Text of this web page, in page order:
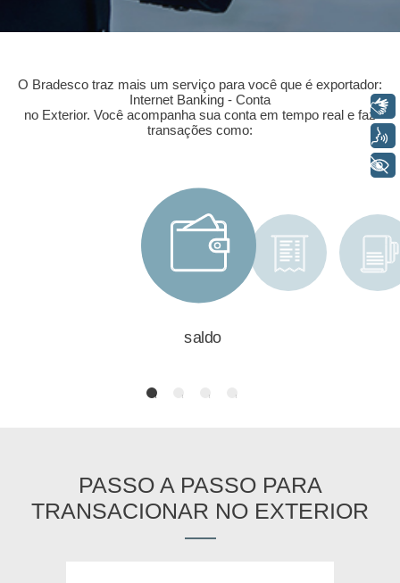
O Bradesco traz mais um serviço para você que é exportador:
Internet Banking - Conta
no Exterior. Você acompanha sua conta em tempo real e faz
transações como:
saldo
PASSO A PASSO PARA
TRANSACIONAR NO EXTERIOR